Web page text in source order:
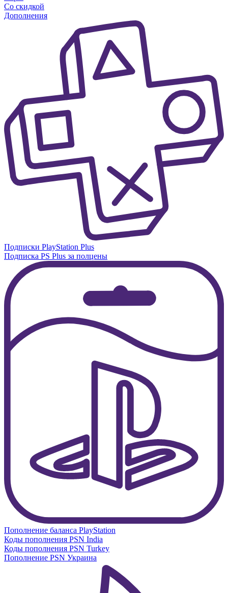
Со скидкой
Дополнения
Подписки PlayStation Plus
Подписка PS Plus за полцены
Пополнение баланса PlayStation
Коды пополнения PSN India
Коды пополнения PSN Turkey
Пополнение PSN Украина